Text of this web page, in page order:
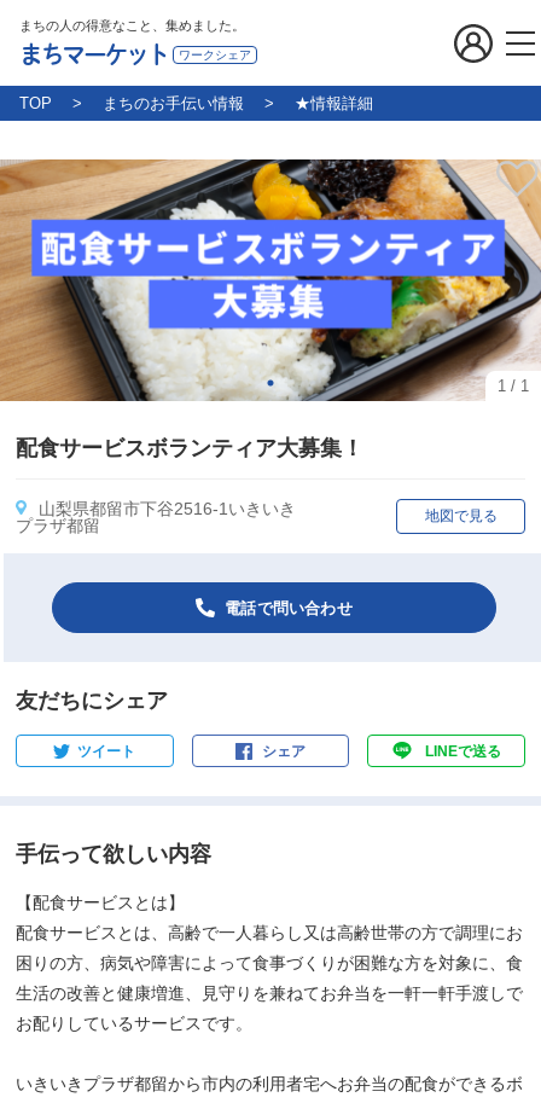
まちの人の得意なこと、集めました。
まちマーケット ワークシェア
TOP まちのお手伝い情報 ★情報詳細
1 / 1
配食サービスボランティア大募集！
山梨県都留市下谷2516-1いきいき
プラザ都留
地図で見る
電話で問い合わせ
友だちにシェア
ツイート シェア LINEで送る
手伝って欲しい内容
【配食サービスとは】
配食サービスとは、高齢で一人暮らし又は高齢世帯の方で調理にお
困りの方、病気や障害によって食事づくりが困難な方を対象に、食
生活の改善と健康増進、見守りを兼ねてお弁当を一軒一軒手渡しで
お配りしているサービスです。
いきいきプラザ都留から市内の利用者宅へお弁当の配食ができるボ